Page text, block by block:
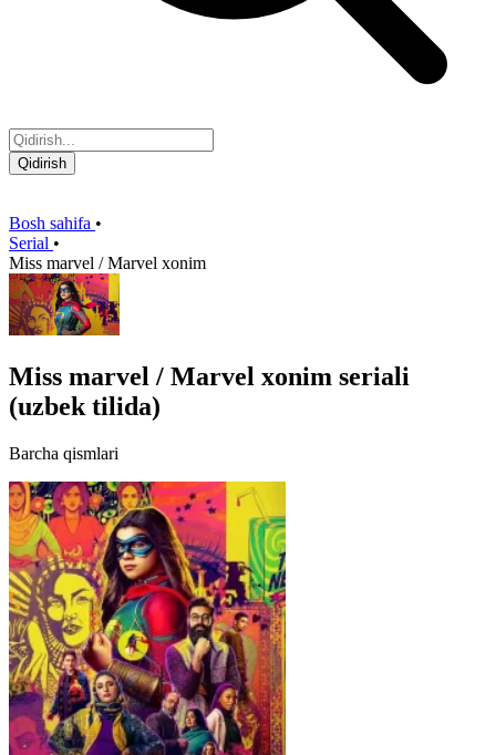
Qidirish
Bosh sahifa •
Serial •
Miss marvel / Marvel xonim
Miss marvel / Marvel xonim seriali
(uzbek tilida)
Barcha qismlari